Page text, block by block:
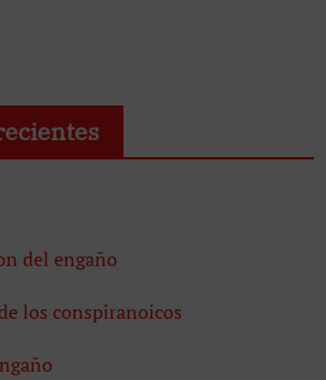
del engaño
los conspiranoicos